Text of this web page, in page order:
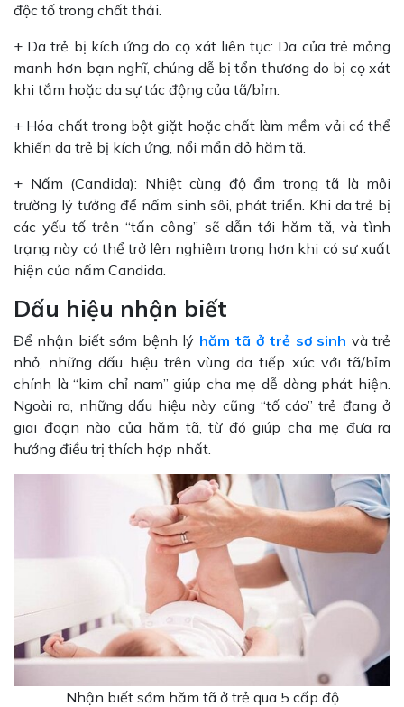
độc tố trong chất thải.
+ Da trẻ bị kích ứng do cọ xát liên tục: Da của trẻ mỏng
manh hơn bạn nghĩ, chúng dễ bị tổn thương do bị cọ xát
khi tắm hoặc da sự tác động của tã/bỉm.
+ Hóa chất trong bột giặt hoặc chất làm mềm vải có thể
khiến da trẻ bị kích ứng, nổi mẩn đỏ hăm tã.
+ Nấm (Candida): Nhiệt cùng độ ẩm trong tã là môi
trường lý tưởng để nấm sinh sôi, phát triển. Khi da trẻ bị
các yếu tố trên “tấn công” sẽ dẫn tới hăm tã, và tình
trạng này có thể trở lên nghiêm trọng hơn khi có sự xuất
hiện của nấm Candida.
Dấu hiệu nhận biết
Để nhận biết sớm bệnh lý hăm tã ở trẻ sơ sinh và trẻ
nhỏ, những dấu hiệu trên vùng da tiếp xúc với tã/bỉm
chính là “kim chỉ nam” giúp cha mẹ dễ dàng phát hiện.
Ngoài ra, những dấu hiệu này cũng “tố cáo” trẻ đang ở
giai đoạn nào của hăm tã, từ đó giúp cha mẹ đưa ra
hướng điều trị thích hợp nhất.
Nhận biết sớm hăm tã ở trẻ qua 5 cấp độ